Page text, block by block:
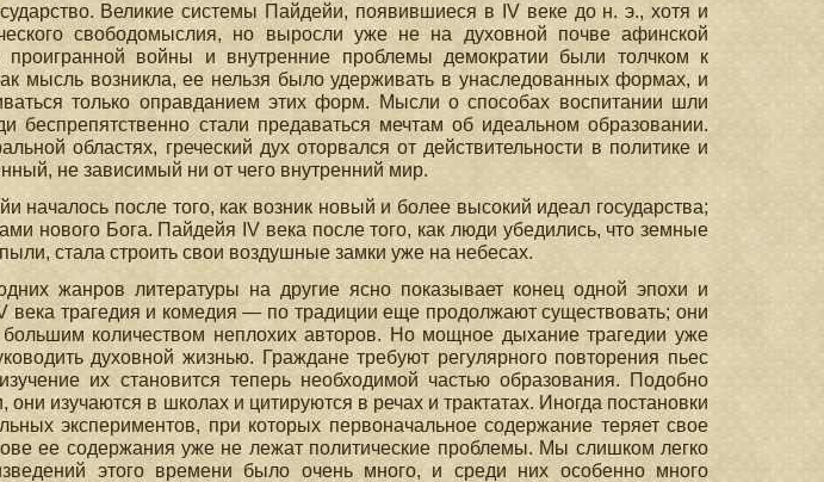
Великие системы Пайдейи, появившиеся в IV веке до н. э., хотя и
свободомыслия, но выросли уже не на духовной почве афинской
проигранной войны и внутренние проблемы демократии были толчком к
мысль возникла, ее нельзя было удерживать в унаследованных формах, и
только оправданием этих форм. Мысли о способах воспитании шли
беспрепятственно стали предаваться мечтам об идеальном образовании.
областях, греческий дух оторвался от действительности в политике и
не зависимый ни от чего внутренний мир.
началось после того, как возник новый и более высокий идеал государства;
нового Бога. Пайдейя IV века после того, как люди убедились, что земные
стала строить свои воздушные замки уже на небесах.
жанров литературы на другие ясно показывает конец одной эпохи и
века трагедия и комедия — по традиции еще продолжают существовать; они
количеством неплохих авторов. Но мощное дыхание трагедии уже
духовной жизнью. Граждане требуют регулярного повторения пьес
их становится теперь необходимой частью образования. Подобно
изучаются в школах и цитируются в речах и трактатах. Иногда постановки
экспериментов, при которых первоначальное содержание теряет свое
ее содержания уже не лежат политические проблемы. Мы слишком легко
этого времени было очень много, и среди них особенно много